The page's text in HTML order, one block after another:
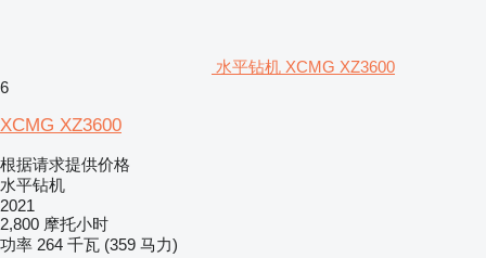
水平钻机 XCMG XZ3600
6
XCMG XZ3600
根据请求提供价格
水平钻机
2021
2,800 摩托小时
功率 264 千瓦 (359 马力)